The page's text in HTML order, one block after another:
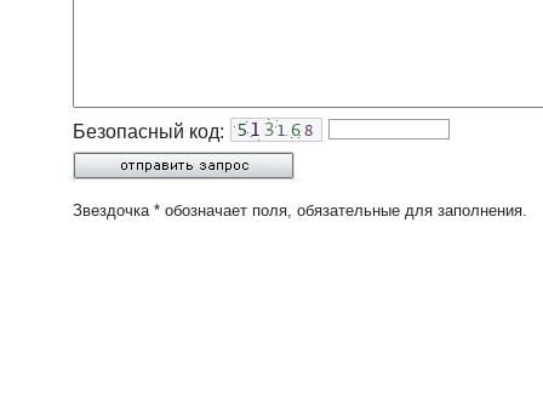
Безопасный код:
Звездочка * обозначает поля, обязательные для заполнения.